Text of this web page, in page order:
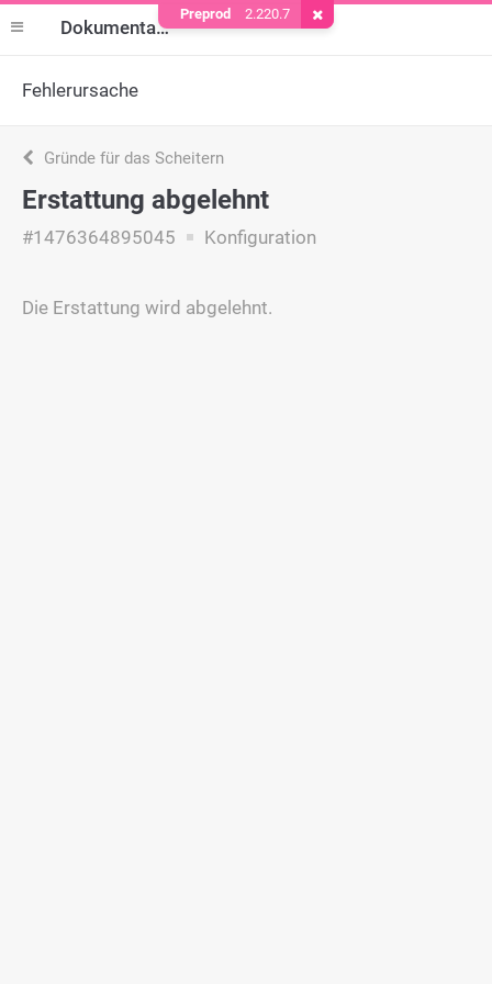
Dokumentation
Fehlerursache
Gründe für das Scheitern
Erstattung abgelehnt
#1476364895045 Konfiguration
Die Erstattung wird abgelehnt.
Preprod 2.220.7 Cookie entfernen